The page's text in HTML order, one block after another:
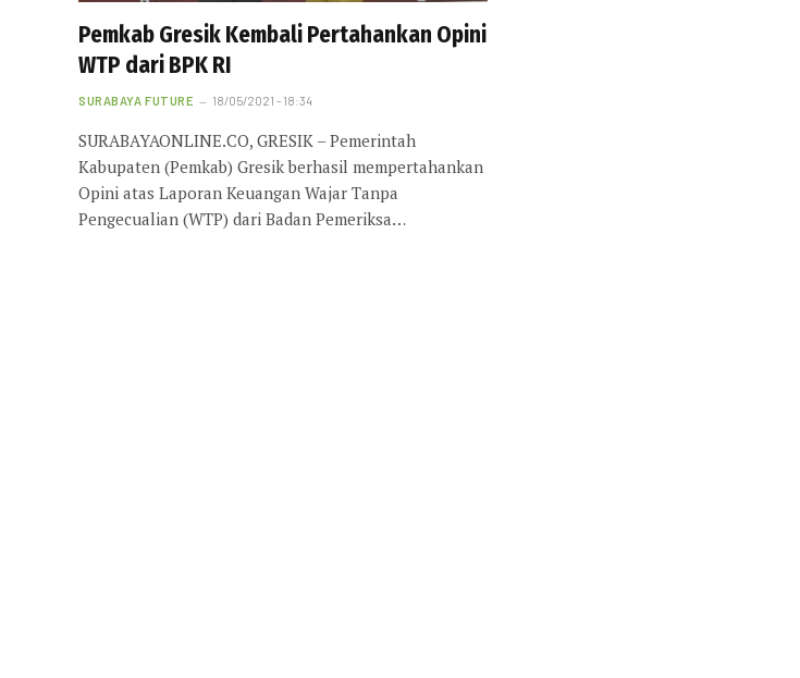
Pemkab Gresik Kembali Pertahankan Opini
WTP dari BPK RI
SURABAYA FUTURE 18/05/2021 - 18:34
SURABAYAONLINE.CO, GRESIK – Pemerintah
Kabupaten (Pemkab) Gresik berhasil mempertahankan
Opini atas Laporan Keuangan Wajar Tanpa
Pengecualian (WTP) dari Badan Pemeriksa…